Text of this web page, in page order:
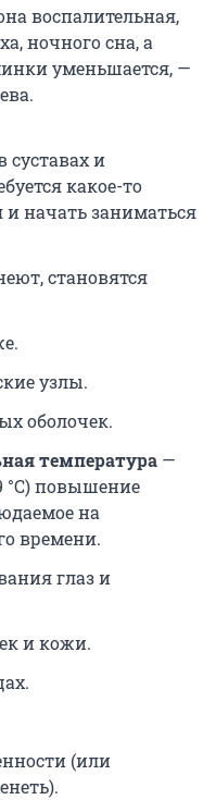
воспалительная,
ночного сна, а
уменьшается, —
суставах и
какое-то
начать заниматься
становятся
узлы.
оболочек.
температура —
°C) повышение
на
времени.
глаз и
и кожи.
(или